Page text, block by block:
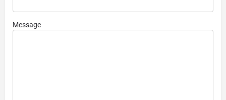
Message